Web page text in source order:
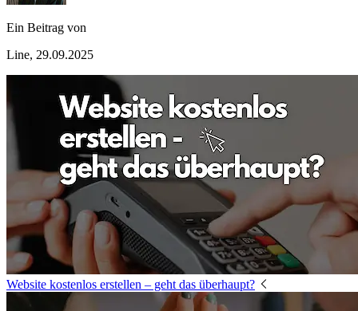
Ein Beitrag von
Line, 29.09.2025
Website kostenlos erstellen – geht das überhaupt?